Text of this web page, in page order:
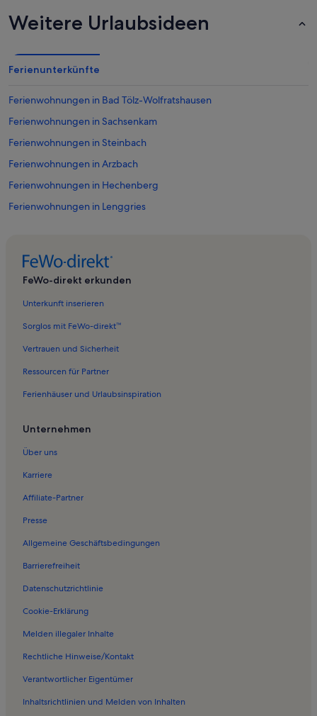
Weitere Urlaubsideen
Ferienunterkünfte
Ferienwohnungen in Bad Tölz-Wolfratshausen
Ferienwohnungen in Sachsenkam
Ferienwohnungen in Steinbach
Ferienwohnungen in Arzbach
Ferienwohnungen in Hechenberg
Ferienwohnungen in Lenggries
Ferienwohnungen in Marionettentheater Bad Tölz
Ferienwohnungen in Reichersbeuern
Ferienwohnungen in Tegernsee
Ferienwohnungen in Obergries
Ferienwohnungen in Hoheneck
Ferienwohnungen in Kalvarienbergkirche
Ferienwohnungen in Kletterwald Blomberg
Ferienwohnungen in Rechelkopf
Ferienwohnungen in Evangelisch-Lutherische Kirchengemeinde
Ferienwohnungen in Stadtmuseum Bad Tölz
Ferienunterkünfte mit Pool in Bad Tölz-Wolfratshausen
FeWo-direkt erkunden
Unterkunft inserieren
Sorglos mit FeWo-direkt™
Vertrauen und Sicherheit
Ressourcen für Partner
Ferienhäuser und Urlaubsinspiration
Unternehmen
Über uns
Karriere
Affiliate-Partner
Presse
Allgemeine Geschäftsbedingungen
Barrierefreiheit
Datenschutzrichtlinie
Cookie-Erklärung
Melden illegaler Inhalte
Rechtliche Hinweise/Kontakt
Verantwortlicher Eigentümer
Inhaltsrichtlinien und Melden von Inhalten